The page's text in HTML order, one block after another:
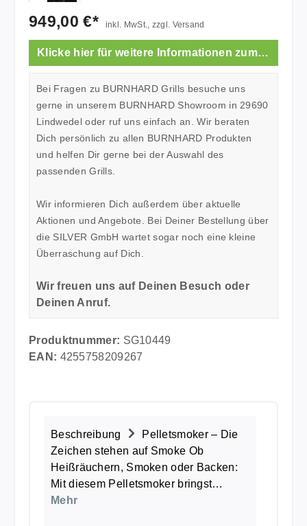
949,00 €* inkl. MwSt., zzgl. Versand
Klicke hier für weitere Informationen zum Showroom.
Bei Fragen zu BURNHARD Grills besuche uns
gerne in unserem BURNHARD Showroom in 29690
Lindwedel oder ruf uns einfach an. Wir beraten
Dich persönlich zu allen BURNHARD Produkten
und helfen Dir gerne bei der Auswahl des
passenden Grills.
Wir informieren Dich außerdem über aktuelle
Aktionen und Angebote. Bei Deiner Bestellung über
die SILVER GmbH wartet sogar noch eine kleine
Überraschung auf Dich.
Wir freuen uns auf Deinen Besuch oder
Deinen Anruf.
Produktnummer: SG10449
EAN: 4255758209267
Beschreibung
Pelletsmoker – Die
Zeichen stehen auf Smoke Ob
Heißräuchern, Smoken oder Backen:
Mit diesem Pelletsmoker bringst…
Mehr